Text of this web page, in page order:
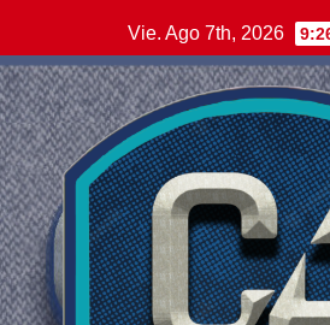
al
contenido
Vie. Ago 7th, 2026